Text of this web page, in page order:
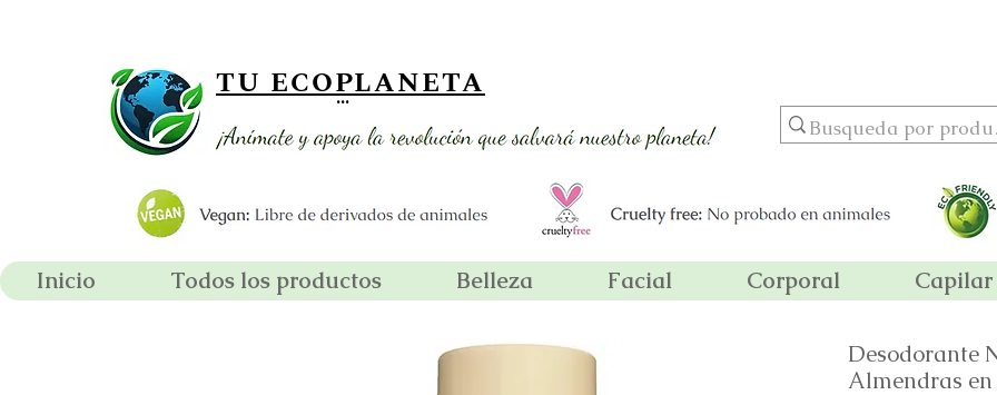
TU ECOPLANETA
...
Inicio Todos los productos Belleza Facial Corporal Capilar
Desodorante
Almendras